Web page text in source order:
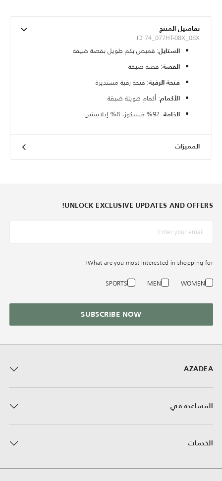
تفاصيل المنتج
ID 74_077HT-08X_08X
الستايل: قميص بكم طويل بقصة ضيقة
القصة: قصة ضيقة
فتحة الرقبة: فتحة رقبة مستديرة
الأكمام: أكمام طويلة ضيقة
الخامة: 92% فيسكوز، 8% إيلاستين
المميزات
AZADEA
المساعدة في
الخدمات
UNLOCK EXCLUSIVE UPDATES AND OFFERS!
*البريد الإلكترونيّ
What are you most interested in shopping for?
WOMEN
MEN
SPORTS
SUBSCRIBE NOW